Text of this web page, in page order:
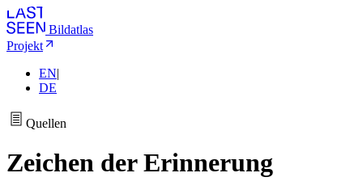
Bildatlas
Projekt
EN|
DE
Quellen
Zeichen der Erinnerung